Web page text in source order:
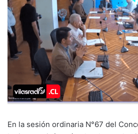
En la sesión ordinaria N°67 del